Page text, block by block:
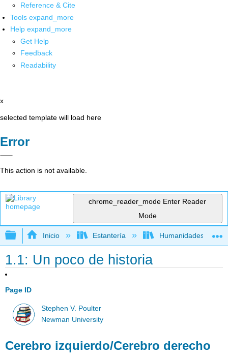
Reference & Cite
Tools expand_more
Help expand_more
Get Help
Feedback
Readability
x
selected template will load here
Error
This action is not available.
chrome_reader_mode Enter Reader
Mode
Expandir/contraer jerarquía global
Inicio Estantería Humanidades
1.1: Un poco de historia
Page ID
Stephen V. Poulter
Newman University
Cerebro izquierdo/Cerebro derecho